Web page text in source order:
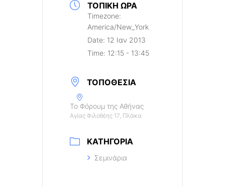
ΤΟΠΙΚΉ ΏΡΑ
Timezone:
America/New_York
Date: 12 Ιαν 2013
Time: 12:15 - 13:45
ΤΟΠΟΘΕΣΊΑ
Το Φόρουμ της Αθήνας
Αγίας Φιλοθέης 17, Πλάκα
ΚΑΤΗΓΟΡΊΑ
Σεμινάρια